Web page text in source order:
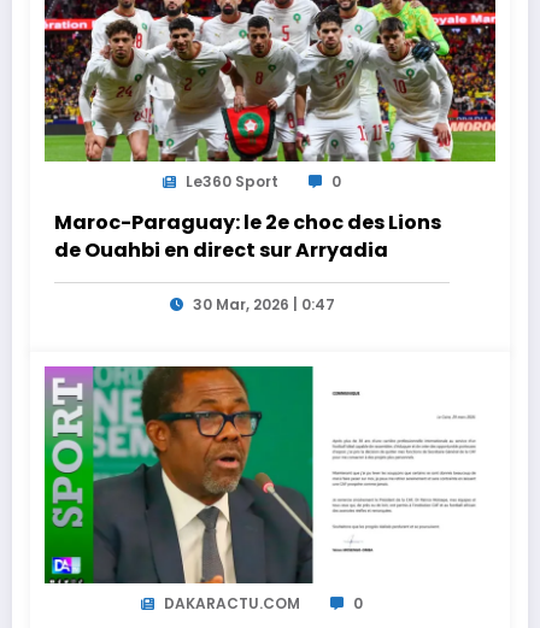
Le360 Sport 0
Maroc-Paraguay: le 2e choc des Lions
de Ouahbi en direct sur Arryadia
30 Mar, 2026 | 0:47
DAKARACTU.COM 0